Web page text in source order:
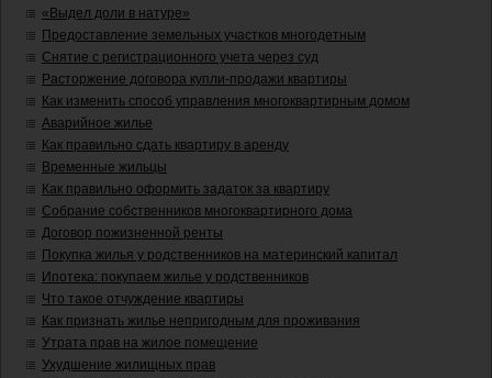
«Выдел доли в натуре»
Предоставление земельных участков многодетным
Снятие с регистрационного учета через суд
Расторжение договора купли-продажи квартиры
Как изменить способ управления многоквартирным домом
Аварийное жилье
Как правильно сдать квартиру в аренду
Временные жильцы
Как правильно оформить задаток за квартиру
Собрание собственников многоквартирного дома
Договор пожизненной ренты
Покупка жилья у родственников на материнский капитал
Ипотека: покупаем жилье у родственников
Что такое отчуждение квартиры
Как признать жилье непригодным для проживания
Утрата прав на жилое помещение
Ухудшение жилищных прав